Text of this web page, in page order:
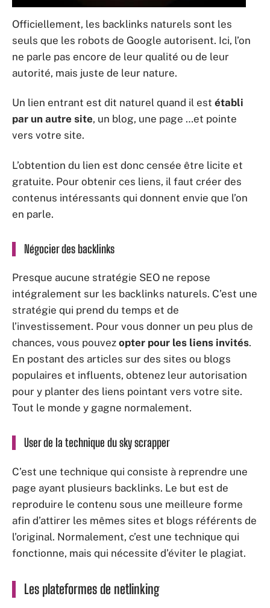
Officiellement, les backlinks naturels sont les
seuls que les robots de Google autorisent. Ici, l’on
ne parle pas encore de leur qualité ou de leur
autorité, mais juste de leur nature.
Un lien entrant est dit naturel quand il est établi
par un autre site, un blog, une page …et pointe
vers votre site.
L’obtention du lien est donc censée être licite et
gratuite. Pour obtenir ces liens, il faut créer des
contenus intéressants qui donnent envie que l’on
en parle.
Négocier des backlinks
Presque aucune stratégie SEO ne repose
intégralement sur les backlinks naturels. C’est une
stratégie qui prend du temps et de
l’investissement. Pour vous donner un peu plus de
chances, vous pouvez opter pour les liens invités.
En postant des articles sur des sites ou blogs
populaires et influents, obtenez leur autorisation
pour y planter des liens pointant vers votre site.
Tout le monde y gagne normalement.
User de la technique du sky scrapper
C’est une technique qui consiste à reprendre une
page ayant plusieurs backlinks. Le but est de
reproduire le contenu sous une meilleure forme
afin d’attirer les mêmes sites et blogs référents de
l’original. Normalement, c’est une technique qui
fonctionne, mais qui nécessite d’éviter le plagiat.
Les plateformes de netlinking